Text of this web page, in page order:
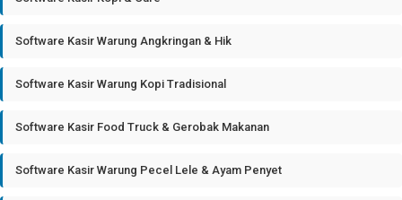
Software Kasir Warung Angkringan & Hik
Software Kasir Warung Kopi Tradisional
Software Kasir Food Truck & Gerobak Makanan
Software Kasir Warung Pecel Lele & Ayam Penyet